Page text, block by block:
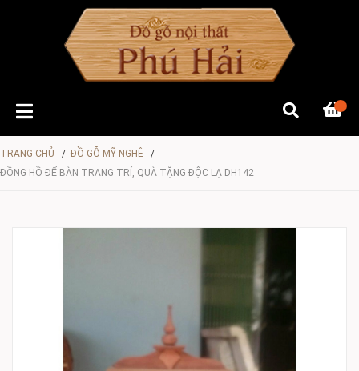
TRANG CHỦ / ĐỒ GỖ MỸ NGHỆ
/
ĐỒNG HỒ ĐỂ BÀN TRANG TRÍ, QUÀ TẶNG ĐỘC LẠ DH142